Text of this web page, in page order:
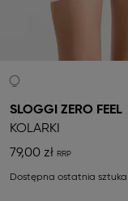
SLOGGI ZERO FEEL
KOLARKI
79,00 zł
Dostępna ostatnia sztuka